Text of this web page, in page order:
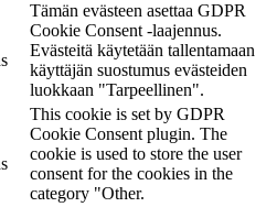
Tämän evästeen asettaa GDPR
Cookie Consent -laajennus.
Evästeitä käytetään tallentamaan
käyttäjän suostumus evästeiden
luokkaan "Tarpeellinen".
This cookie is set by GDPR
Cookie Consent plugin. The
cookie is used to store the user
consent for the cookies in the
category "Other.